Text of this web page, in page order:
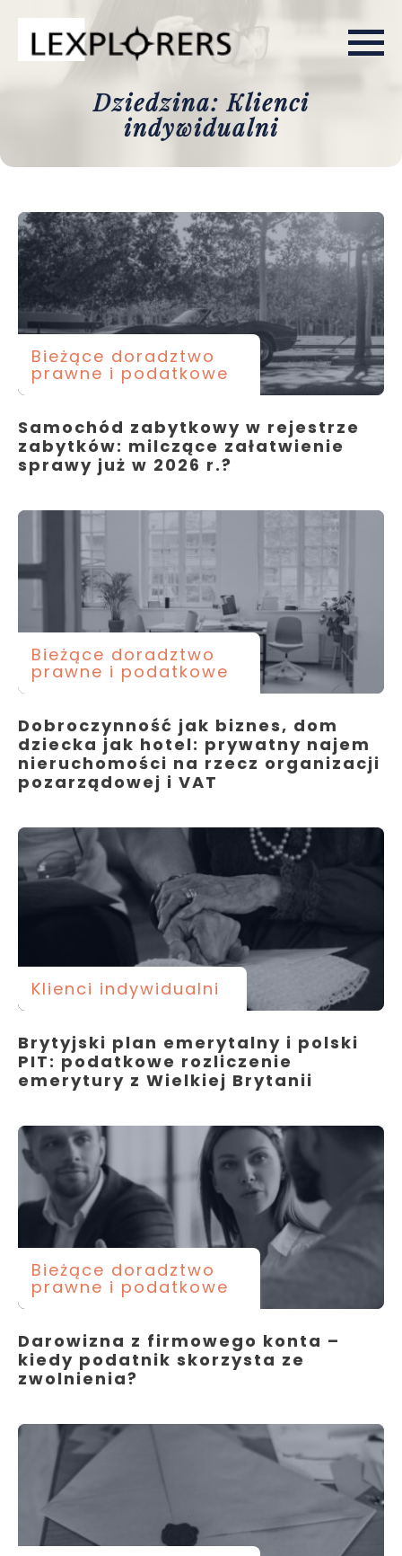
Dziedzina: Klienci
indywidualni
Bieżące doradztwo
prawne i podatkowe
Samochód zabytkowy w rejestrze
zabytków: milczące załatwienie
sprawy już w 2026 r.?
Bieżące doradztwo
prawne i podatkowe
Dobroczynność jak biznes, dom
dziecka jak hotel: prywatny najem
nieruchomości na rzecz organizacji
pozarządowej i VAT
Klienci indywidualni
Brytyjski plan emerytalny i polski
PIT: podatkowe rozliczenie
emerytury z Wielkiej Brytanii
Bieżące doradztwo
prawne i podatkowe
Darowizna z firmowego konta –
kiedy podatnik skorzysta ze
zwolnienia?